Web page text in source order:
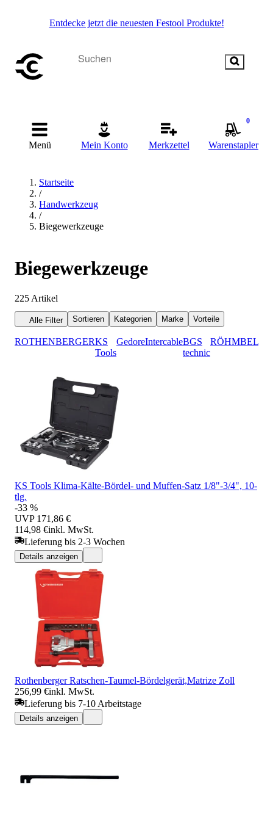
Entdecke jetzt die neuesten Festool Produkte!
Menü Mein Konto Merkzettel
0
Warenstapler
Startseite
/
Handwerkzeug
/
Biegewerkzeuge
Biegewerkzeuge
225 Artikel
Alle Filter Sortieren Kategorien Marke Vorteile
ROTHENBERGERKS
Tools
GedoreIntercableBGS
technic
RÖHM
KS Tools Klima-Kälte-Bördel- und Muffen-Satz 1/8"-3/4", 10-
tlg.
-33 %
UVP 171,86 €
114,98 €inkl. MwSt.
Lieferung bis 2-3 Wochen
Details anzeigen
Rothenberger Ratschen-Taumel-Bördelgerät,Matrize Zoll
256,99 €inkl. MwSt.
Lieferung bis 7-10 Arbeitstage
Details anzeigen